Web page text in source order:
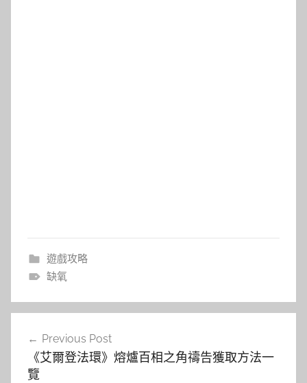
遊戲攻略
缺氧
Previous Post
《艾爾登法環》熔爐百相之角禱告獲取方法一
覽